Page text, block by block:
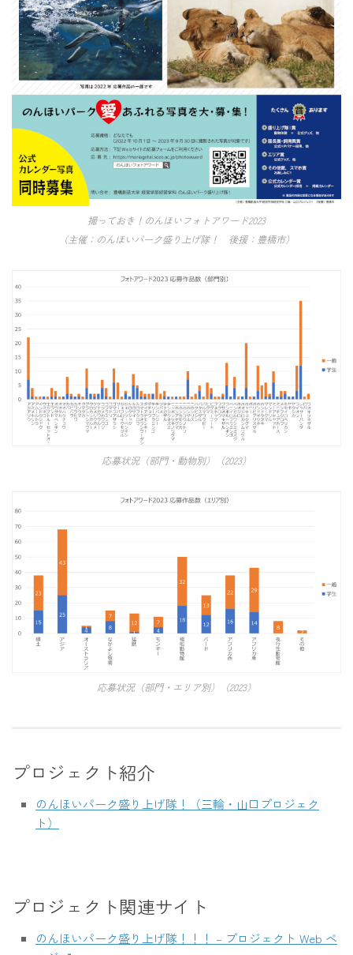
撮っておき！のんほいフォトアワード2023
（主催：のんほいパーク盛り上げ隊！ 後援：豊橋市）
応募状況（部門・動物別）（2023）
応募状況（部門・エリア別）（2023）
プロジェクト紹介
のんほいパーク盛り上げ隊！（三輪・山口プロジェク
ト）
プロジェクト関連サイト
のんほいパーク盛り上げ隊！！！ – プロジェクト Web ペ